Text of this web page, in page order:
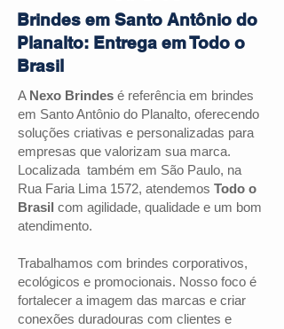
Brindes em Santo Antônio do
Planalto: Entrega em Todo o
Brasil
A Nexo Brindes é referência em brindes
em Santo Antônio do Planalto, oferecendo
soluções criativas e personalizadas para
empresas que valorizam sua marca.
Localizada também em São Paulo, na
Rua Faria Lima 1572, atendemos Todo o
Brasil com agilidade, qualidade e um bom
atendimento.
Trabalhamos com brindes corporativos,
ecológicos e promocionais. Nosso foco é
fortalecer a imagem das marcas e criar
conexões duradouras com clientes e